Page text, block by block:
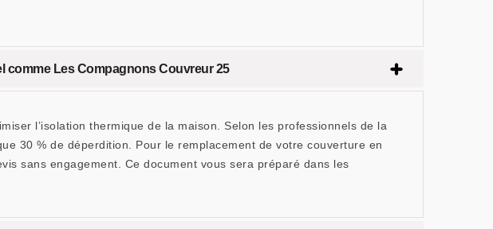
comme Les Compagnons Couvreur 25
l’isolation thermique de la maison. Selon les professionnels de la
30 % de déperdition. Pour le remplacement de votre couverture en
sans engagement. Ce document vous sera préparé dans les